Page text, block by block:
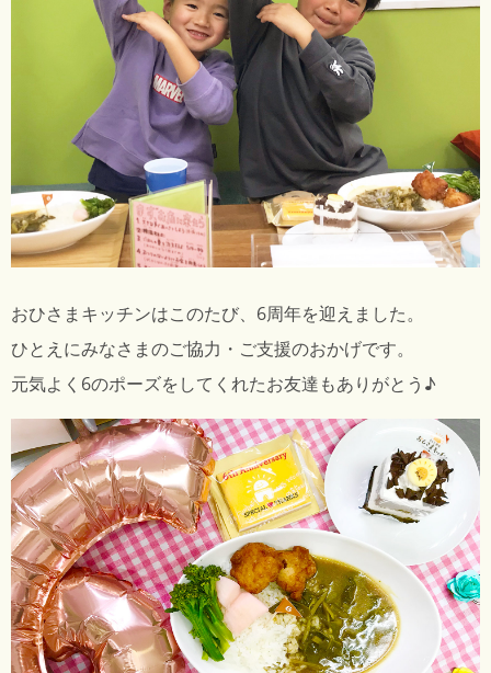
おひさまキッチンはこのたび、6周年を迎えました。
ひとえにみなさまのご協力・ご支援のおかげです。
元気よく6のポーズをしてくれたお友達もありがとう♪